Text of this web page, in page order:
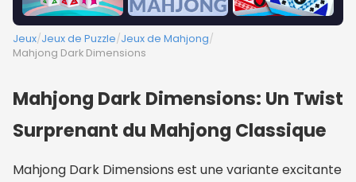
Jeux/Jeux de Puzzle/Jeux de Mahjong/
Mahjong Dark Dimensions
Mahjong Dark Dimensions: Un Twist
Surprenant du Mahjong Classique
Mahjong Dark Dimensions est une variante excitante